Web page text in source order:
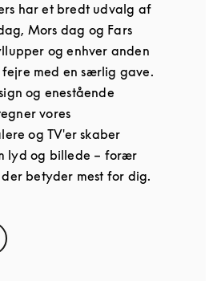
har et bredt udvalg af
Mors dag og Fars
og enhver anden
med en særlig gave.
og enestående
vores
og TV'er skaber
lyd og billede – forær
betyder mest for dig.
New Tab